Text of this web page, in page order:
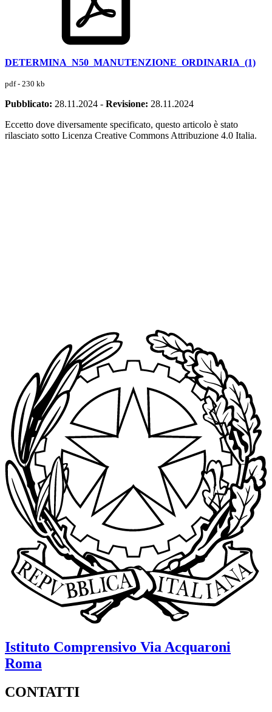
DETERMINA_N50_MANUTENZIONE_ORDINARIA_(1)
pdf - 230 kb
Pubblicato: 28.11.2024 - Revisione: 28.11.2024
Eccetto dove diversamente specificato, questo articolo è stato
rilasciato sotto Licenza Creative Commons Attribuzione 4.0 Italia.
Istituto Comprensivo Via Acquaroni
Roma
CONTATTI